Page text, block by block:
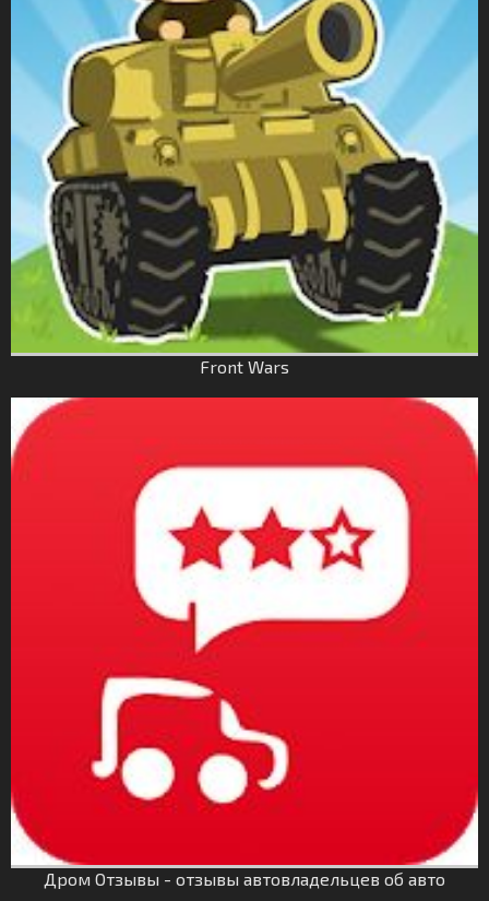
Front Wars
Дром Отзывы - отзывы автовладельцев об авто